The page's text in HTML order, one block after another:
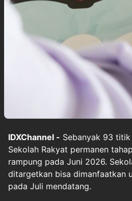
IDXChannel - Sebanyak 93
Sekolah Rakyat permanen
rampung pada Juni 2026.
ditargetkan bisa dimanfaatkan
pada Juli mendatang.